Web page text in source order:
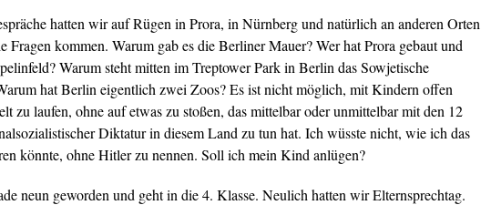
hatten wir auf Rügen in Prora, in Nürnberg und natürlich an anderen Orten
Fragen kommen. Warum gab es die Berliner Mauer? Wer hat Prora gebaut und
Warum steht mitten im Treptower Park in Berlin das Sowjetische
hat Berlin eigentlich zwei Zoos? Es ist nicht möglich, mit Kindern offen
zu laufen, ohne auf etwas zu stoßen, das mittelbar oder unmittelbar mit den 12
Diktatur in diesem Land zu tun hat. Ich wüsste nicht, wie ich das
könnte, ohne Hitler zu nennen. Soll ich mein Kind anlügen?
neun geworden und geht in die 4. Klasse. Neulich hatten wir Elternsprechtag.